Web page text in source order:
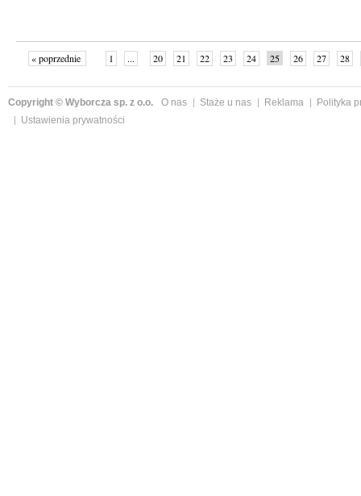
« poprzednie 1 ... 20 21 22 23 24 25 26 27
28
Copyright © Wyborcza sp. z o.o. O nas Staże u nas Reklama
Polityka
Ustawienia prywatności